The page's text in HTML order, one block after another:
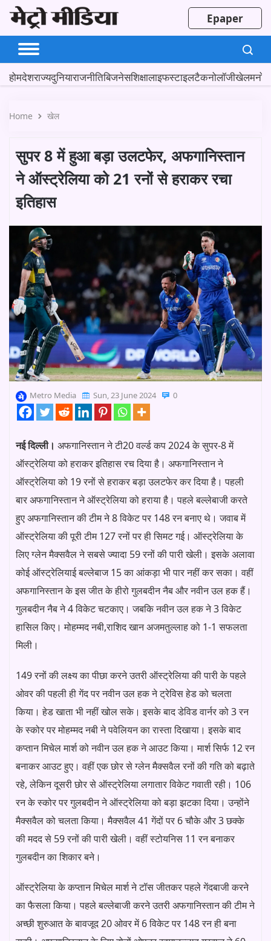
Epaper
होमदेशराज्यदुनियाराजनीतिबिजनेसशिक्षालाइफस्टाइलटैकनोलॉजीखेल
Home खेल
सुपर 8 में हुआ बड़ा उलटफेर, अफगानिस्तान
ने ऑस्ट्रेलिया को 21 रनों से हराकर रचा
इतिहास
Metro Media Sun, 23 June 2024 0
नई दिल्ली। अफगानिस्तान ने टी20 वर्ल्ड कप 2024 के सुपर-8 में
ऑस्ट्रेलिया को हराकर इतिहास रच दिया है। अफगानिस्तान ने
ऑस्ट्रेलिया को 19 रनों से हराकर बड़ा उलटफेर कर दिया है। पहली
बार अफगानिस्तान ने ऑस्ट्रेलिया को हराया है। पहले बल्लेबाजी करते
हुए अफगानिस्तान की टीम ने 8 विकेट पर 148 रन बनाए थे। जवाब में
ऑस्ट्रेलिया की पूरी टीम 127 रनों पर ही सिमट गई। ऑस्ट्रेलिया के
लिए ग्लेन मैक्सवैल ने सबसे ज्यादा 59 रनों की पारी खेली। इसके अलावा
कोई ऑस्ट्रेलियाई बल्लेबाज 15 का आंकड़ा भी पार नहीं कर सका। वहीं
अफगानिस्तान के इस जीत के हीरो गुलबदीन नैब और नवीन उल हक हैं।
गुलबदीन नैब ने 4 विकेट चटकाए। जबकि नवीन उल हक ने 3 विकेट
हासिल किए। मोहम्मद नबी,राशिद खान अजमतुल्लाह को 1-1 सफलता
मिली।
149 रनों की लक्ष्य का पीछा करने उतरी ऑस्ट्रेलिया की पारी के पहले
ओवर की पहली ही गेंद पर नवीन उल हक ने ट्रेविस हेड को चलता
किया। हेड खाता भी नहीं खोल सके। इसके बाद डेविड वार्नर को 3 रन
के स्कोर पर मोहम्मद नबी ने पवेलियन का रास्ता दिखाया। इसके बाद
कप्तान मिचेल मार्श को नवीन उल हक ने आउट किया। मार्श सिर्फ 12 रन
बनाकर आउट हुए। वहीं एक छोर से ग्लेन मैक्सवैल रनों की गति को बढ़ाते
रहे, लेकिन दूसरी छोर से ऑस्ट्रेलिया लगातार विकेट गवाती रही। 106
रन के स्कोर पर गुलबदीन ने ऑस्ट्रेलिया को बड़ा झटका दिया। उन्होंने
मैक्सवैल को चलता किया। मैक्सवैल 41 गेंदों पर 6 चौके और 3 छक्के
की मदद से 59 रनों की पारी खेली। वहीं स्टोयनिस 11 रन बनाकर
गुलबदीन का शिकार बने।
ऑस्ट्रेलिया के कप्तान मिचेल मार्श ने टॉस जीतकर पहले गेंदबाजी करने
का फैसला किया। पहले बल्लेबाजी करने उतरी अफगानिस्तान की टीम ने
अच्छी शुरुआत के बावजूद 20 ओवर में 6 विकेट पर 148 रन ही बना